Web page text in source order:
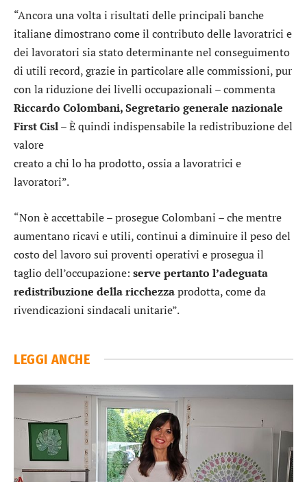
“Ancora una volta i risultati delle principali banche
italiane dimostrano come il contributo delle lavoratrici e
dei lavoratori sia stato determinante nel conseguimento
di utili record, grazie in particolare alle commissioni, pur
con la riduzione dei livelli occupazionali – commenta
Riccardo Colombani, Segretario generale nazionale
First Cisl– È quindi indispensabile la redistribuzione del
valore
creato a chi lo ha prodotto, ossia a lavoratrici e
lavoratori”.
“Non è accettabile – prosegue Colombani – che mentre
aumentano ricavi e utili, continui a diminuire il peso del
costo del lavoro sui proventi operativi e prosegua il
taglio dell’occupazione: serve pertanto l’adeguata
redistribuzione della ricchezzaprodotta, come da
rivendicazioni sindacali unitarie”.
LEGGI ANCHE